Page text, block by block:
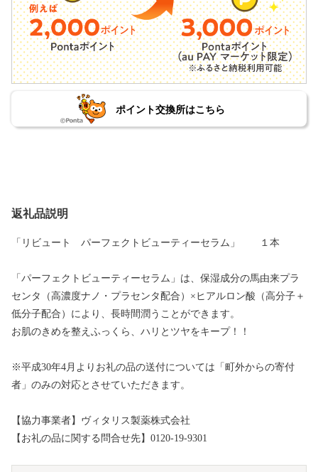
ポイント交換所はこちら
返礼品説明
「リビュート パーフェクトビューティーセラム」 １本
「パーフェクトビューティーセラム」は、保湿成分の馬由来プラ
センタ（高濃度ナノ・プラセンタ配合）×ヒアルロン酸（高分子＋
低分子配合）により、長時間潤うことができます。
お肌のきめを整えふっくら、ハリとツヤをキープ！！
※平成30年4月よりお礼の品の送付については「町外からの寄付
者」のみの対応とさせていただきます。
【協力事業者】ヴィタリス製薬株式会社
【お礼の品に関する問合せ先】0120-19-9301